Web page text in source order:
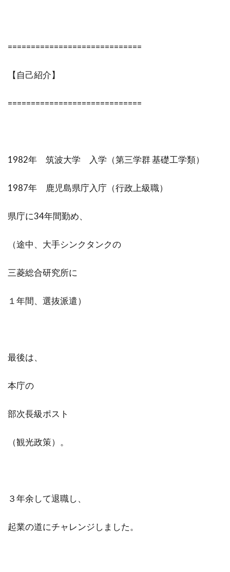
=============================
【自己紹介】
=============================
1982年 筑波大学 入学（第三学群 基礎工学類）
1987年 鹿児島県庁入庁（行政上級職）
県庁に34年間勤め、
（途中、大手シンクタンクの
三菱総合研究所に
１年間、選抜派遣）
最後は、
本庁の
部次長級ポスト
（観光政策）。
３年余して退職し、
起業の道にチャレンジしました。